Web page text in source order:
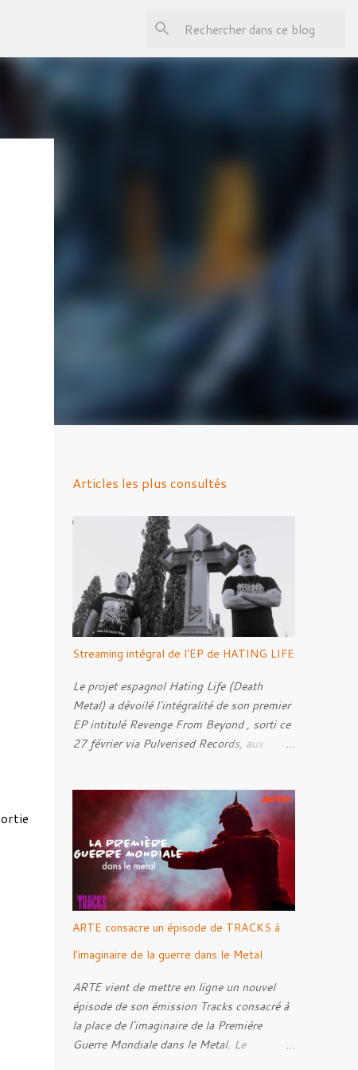
Articles les plus consultés
Streaming intégral de l'EP de HATING LIFE
Le projet espagnol Hating Life (Death
Metal) a dévoilé l'intégralité de son premier
EP intitulé Revenge From Beyond , sorti ce
27 février via Pulverised Records, aux
et mixé par Santi et l'artwork a été réalisé
par Luxi Lahtinen. Tracklist: 01. Into The
Grave 02. The Eternal Embrace 03. A
Somber Night 04. Rebellion Against The
Vile 05. Revenge From Beyond 06. The
Sense Of Fear
ARTE consacre un épisode de TRACKS à
l'imaginaire de la guerre dans le Metal
ARTE vient de mettre en ligne un nouvel
épisode de son émission Tracks consacré à
la place de l'imaginaire de la Première
Guerre Mondiale dans le Metal. Le